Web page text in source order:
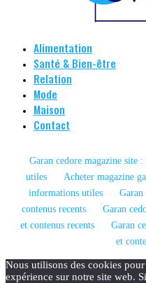
Alimentation
Santé & Bien-être
Relation
Mode
Maison
Contact
Garan cedore magazine site
utiles
Acheter magazine
informations utiles
contenus recents
Garan
et contenus recents
Garan
et
Nous utilisons des cookies
expérience sur notre site web.